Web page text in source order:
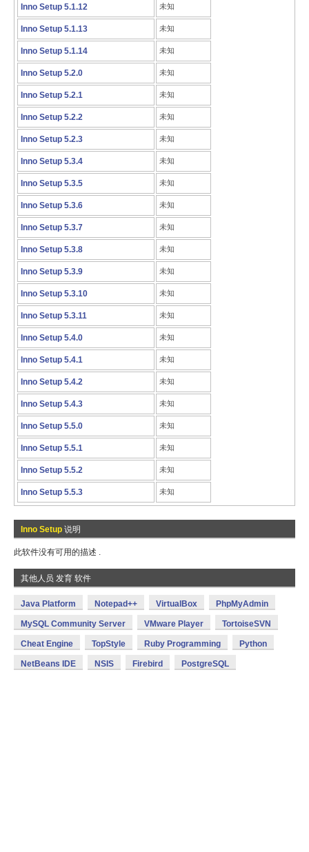
Inno Setup 5.1.12 未知
Inno Setup 5.1.13 未知
Inno Setup 5.1.14 未知
Inno Setup 5.2.0 未知
Inno Setup 5.2.1 未知
Inno Setup 5.2.2 未知
Inno Setup 5.2.3 未知
Inno Setup 5.3.4 未知
Inno Setup 5.3.5 未知
Inno Setup 5.3.6 未知
Inno Setup 5.3.7 未知
Inno Setup 5.3.8 未知
Inno Setup 5.3.9 未知
Inno Setup 5.3.10 未知
Inno Setup 5.3.11 未知
Inno Setup 5.4.0 未知
Inno Setup 5.4.1 未知
Inno Setup 5.4.2 未知
Inno Setup 5.4.3 未知
Inno Setup 5.5.0 未知
Inno Setup 5.5.1 未知
Inno Setup 5.5.2 未知
Inno Setup 5.5.3 未知
Inno Setup 说明
此软件没有可用的描述 .
其他人员 发育 软件
Java Platform Notepad++ VirtualBox PhpMyAdmin
MySQL Community Server VMware Player TortoiseSVN
Cheat Engine TopStyle Ruby Programming Python
NetBeans IDE NSIS Firebird PostgreSQL